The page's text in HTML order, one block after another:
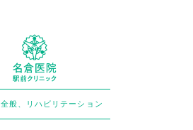
般、リハビリテーション